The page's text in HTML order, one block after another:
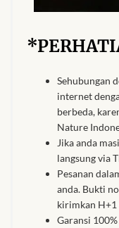
Sehubungan
internet
berbeda,
Nature
Jika anda
langsung via
Pesanan
anda. Bukti
kirimkan H+1
Garansi